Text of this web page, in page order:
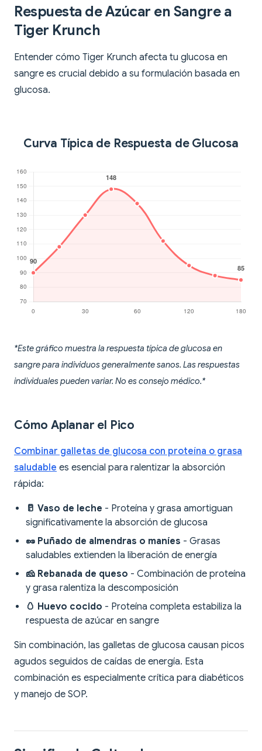
Respuesta de Azúcar en Sangre a
Tiger Krunch
Entender cómo Tiger Krunch afecta tu glucosa en
sangre es crucial debido a su formulación basada en
glucosa.
Curva Típica de Respuesta de Glucosa
*Este gráfico muestra la respuesta típica de glucosa en
sangre para individuos generalmente sanos. Las respuestas
individuales pueden variar. No es consejo médico.*
Cómo Aplanar el Pico
Combinar galletas de glucosa con proteína o grasa
saludable es esencial para ralentizar la absorción
rápida:
🥛 Vaso de leche - Proteína y grasa amortiguan
significativamente la absorción de glucosa
🥜 Puñado de almendras o maníes - Grasas
saludables extienden la liberación de energía
🧀 Rebanada de queso - Combinación de proteína
y grasa ralentiza la descomposición
🥚 Huevo cocido - Proteína completa estabiliza la
respuesta de azúcar en sangre
Sin combinación, las galletas de glucosa causan picos
agudos seguidos de caídas de energía. Esta
combinación es especialmente crítica para diabéticos
y manejo de SOP.